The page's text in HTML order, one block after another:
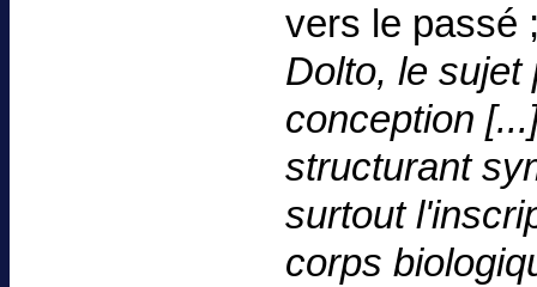
vers le passé
Dolto, le sujet
conception
structurant
surtout
corps